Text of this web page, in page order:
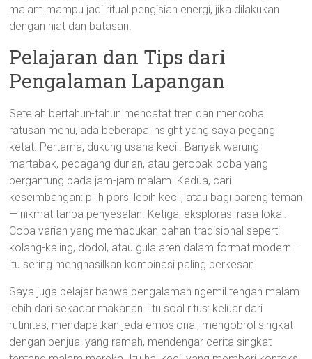
malam mampu jadi ritual pengisian energi, jika dilakukan
dengan niat dan batasan.
Pelajaran dan Tips dari
Pengalaman Lapangan
Setelah bertahun-tahun mencatat tren dan mencoba
ratusan menu, ada beberapa insight yang saya pegang
ketat. Pertama, dukung usaha kecil. Banyak warung
martabak, pedagang durian, atau gerobak boba yang
bergantung pada jam-jam malam. Kedua, cari
keseimbangan: pilih porsi lebih kecil, atau bagi bareng teman
— nikmat tanpa penyesalan. Ketiga, eksplorasi rasa lokal.
Coba varian yang memadukan bahan tradisional seperti
kolang-kaling, dodol, atau gula aren dalam format modern—
itu sering menghasilkan kombinasi paling berkesan.
Saya juga belajar bahwa pengalaman ngemil tengah malam
lebih dari sekadar makanan. Itu soal ritus: keluar dari
rutinitas, mendapatkan jeda emosional, mengobrol singkat
dengan penjual yang ramah, mendengar cerita singkat